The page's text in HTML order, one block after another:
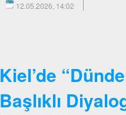
12.05.2026, 14:02
Kiel’de
Başlıklı